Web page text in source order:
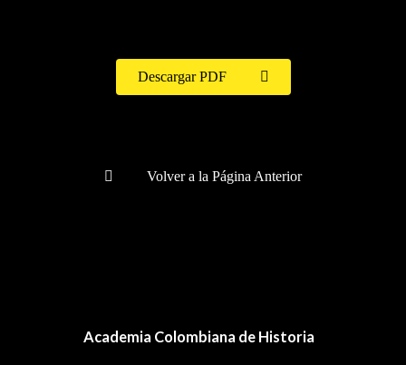
Descargar PDF
Volver a la Página Anterior
Academia Colombiana de Historia